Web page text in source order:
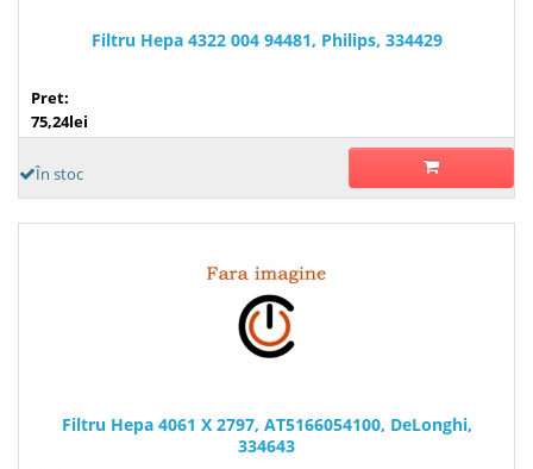
Filtru Hepa 4322 004 94481, Philips, 334429
Pret:
75,24lei
În stoc
Filtru Hepa 4061 X 2797, AT5166054100, DeLonghi,
334643